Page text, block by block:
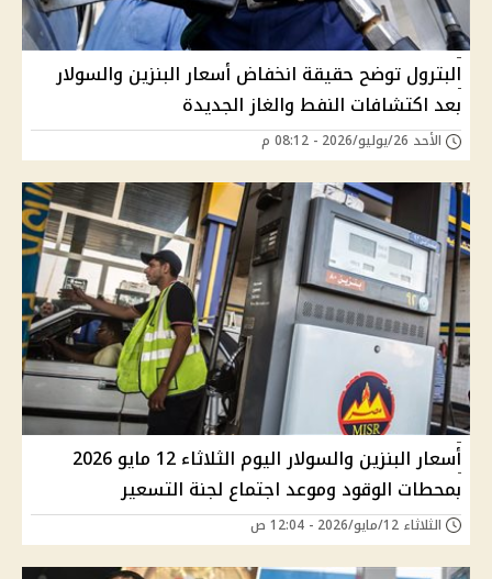
البترول توضح حقيقة انخفاض أسعار البنزين والسولار
بعد اكتشافات النفط والغاز الجديدة
الأحد 26/يوليو/2026 - 08:12 م
أسعار البنزين والسولار اليوم الثلاثاء 12 مايو 2026
بمحطات الوقود وموعد اجتماع لجنة التسعير
الثلاثاء 12/مايو/2026 - 12:04 ص